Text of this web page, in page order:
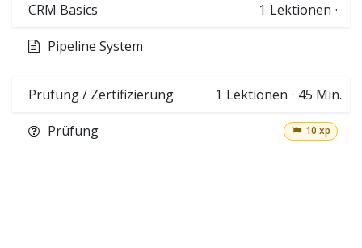
CRM Basics 1 Lektionen ·
Pipeline System
Prüfung / Zertifizierung 1 Lektionen · 45 Min.
Prüfung 10 xp